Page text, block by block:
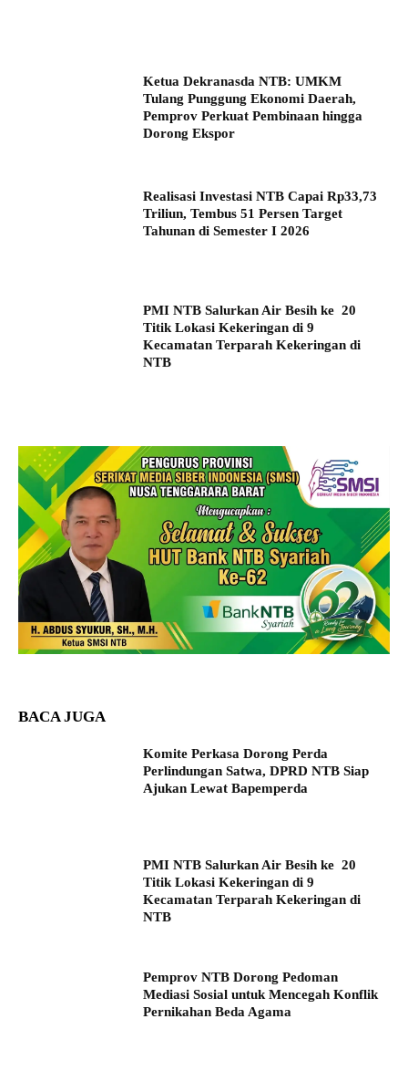
Ketua Dekranasda NTB: UMKM
Tulang Punggung Ekonomi Daerah,
Pemprov Perkuat Pembinaan hingga
Dorong Ekspor
Realisasi Investasi NTB Capai Rp33,73
Triliun, Tembus 51 Persen Target
Tahunan di Semester I 2026
PMI NTB Salurkan Air Besih ke 20
Titik Lokasi Kekeringan di 9
Kecamatan Terparah Kekeringan di
NTB
BACA JUGA
Komite Perkasa Dorong Perda
Perlindungan Satwa, DPRD NTB Siap
Ajukan Lewat Bapemperda
PMI NTB Salurkan Air Besih ke 20
Titik Lokasi Kekeringan di 9
Kecamatan Terparah Kekeringan di
NTB
Pemprov NTB Dorong Pedoman
Mediasi Sosial untuk Mencegah Konflik
Pernikahan Beda Agama